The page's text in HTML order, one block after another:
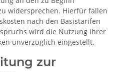
widersprechen. Hierfür fallen
nach den Basistarifen
wird die Nutzung Ihrer
unverzüglich eingestellt.
zur